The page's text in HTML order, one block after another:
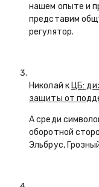
нашем опыте и
представим
регулятор.
Николай к ЦБ:
защиты от
А среди
оборотной
Эльбрус,